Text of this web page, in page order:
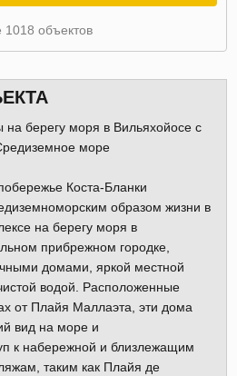
объектов
берегу моря в Вильяхойосе с
море
Коста-Бланки
образом жизни в
на берегу моря в
прибрежном городке,
домами, яркой местной
водой. Расположенные
от Плайя Маллаэта, эти дома
вид на море и
к набережной и близлежащим
таким как Плайя де